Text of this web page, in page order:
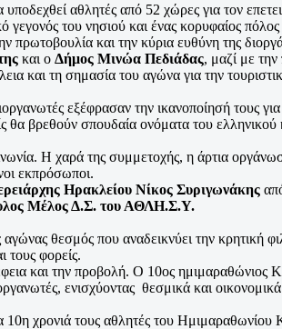
αθλητές από 52 χώρες για τον
γεγονός του νησιού και ένας κορυφαίος
πρωτοβουλία και την κύρια ευθύνη της
και ο Δήμος Μινώα Πεδιάδας, μαζί με
και τη σημασία του αγώνα για την
εξέφρασαν την ικανοποίησή τους
θα βρεθούν σπουδαία ονόματα του
Η χαρά της συμμετοχής, η άρτια
εκπρόσωποι.
Ηρακλείου Νίκος Συριγωνάκης
Μέλος Δ.Σ. του ΑΘΛΗ.Σ.Υ.
θεσμός που αναδεικνύει την κρητική
τους φορείς.
και την προβολή. Ο 10ος ημιμαραθώνιος
ενισχύοντας θεσμικά και
χρονιά τους αθλητές του Ημιμαραθωνίου